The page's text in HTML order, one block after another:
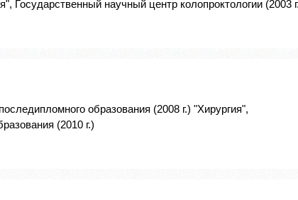
Государственный научный центр колопроктологии (2003
образования (2008 г.) "Хирургия",
(2010 г.)